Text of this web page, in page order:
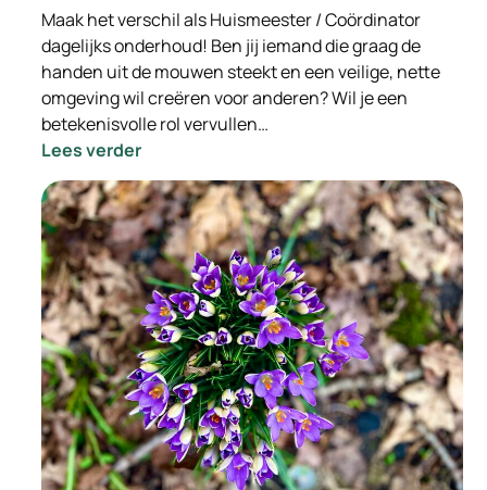
Maak het verschil als Huismeester / Coördinator
dagelijks onderhoud! Ben jij iemand die graag de
handen uit de mouwen steekt en een veilige, nette
omgeving wil creëren voor anderen? Wil je een
betekenisvolle rol vervullen…
Lees verder:
-
INGEVULD-
Maak
het
verschil
als
Huismeester
/
Coördinator
dagelijks
onderhoud!